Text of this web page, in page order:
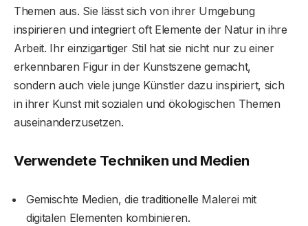
Themen aus. Sie lässt sich von ihrer Umgebung
inspirieren und integriert oft Elemente der Natur in ihre
Arbeit. Ihr einzigartiger Stil hat sie nicht nur zu einer
erkennbaren Figur in der Kunstszene gemacht,
sondern auch viele junge Künstler dazu inspiriert, sich
in ihrer Kunst mit sozialen und ökologischen Themen
auseinanderzusetzen.
Verwendete Techniken und Medien
Gemischte Medien, die traditionelle Malerei mit
digitalen Elementen kombinieren.